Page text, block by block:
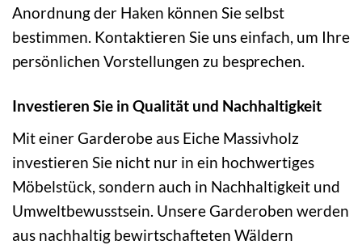
Anordnung der Haken können Sie selbst
bestimmen. Kontaktieren Sie uns einfach, um Ihre
persönlichen Vorstellungen zu besprechen.
Investieren Sie in Qualität und Nachhaltigkeit
Mit einer Garderobe aus Eiche Massivholz
investieren Sie nicht nur in ein hochwertiges
Möbelstück, sondern auch in Nachhaltigkeit und
Umweltbewusstsein. Unsere Garderoben werden
aus nachhaltig bewirtschafteten Wäldern